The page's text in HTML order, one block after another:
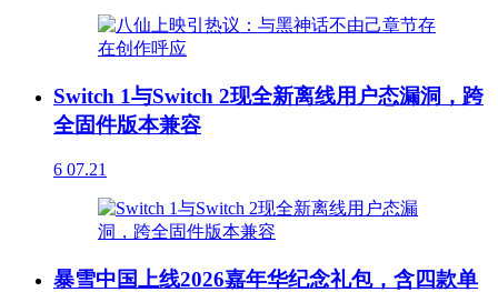
Switch 1与Switch 2现全新离线用户态漏洞，跨
全固件版本兼容
6 07.21
暴雪中国上线2026嘉年华纪念礼包，含四款单